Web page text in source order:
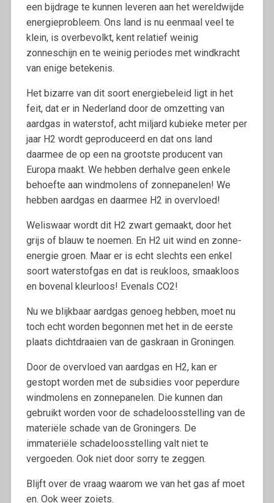
een bijdrage te kunnen leveren aan het wereldwijde
energieprobleem. Ons land is nu eenmaal veel te
klein, is overbevolkt, kent relatief weinig
zonneschijn en te weinig periodes met windkracht
van enige betekenis.
Het bizarre van dit soort energiebeleid ligt in het
feit, dat er in Nederland door de omzetting van
aardgas in waterstof, acht miljard kubieke meter per
jaar H2 wordt geproduceerd en dat ons land
daarmee de op een na grootste producent van
Europa maakt. We hebben derhalve geen enkele
behoefte aan windmolens of zonnepanelen! We
hebben aardgas en daarmee H2 in overvloed!
Weliswaar wordt dit H2 zwart gemaakt, door het
grijs of blauw te noemen. En H2 uit wind en zonne-
energie groen. Maar er is echt slechts een enkel
soort waterstofgas en dat is reukloos, smaakloos
en bovenal kleurloos! Evenals CO2!
Nu we blijkbaar aardgas genoeg hebben, moet nu
toch echt worden begonnen met het in de eerste
plaats dichtdraaien van de gaskraan in Groningen.
Door de overvloed van aardgas en H2, kan er
gestopt worden met de subsidies voor peperdure
windmolens en zonnepanelen. Die kunnen dan
gebruikt worden voor de schadeloosstelling van de
materiële schade van de Groningers. De
immateriële schadeloosstelling valt niet te
vergoeden. Ook niet door sorry te zeggen.
Blijft over de vraag waarom we van het gas af moet
en. Ook weer zoiets.